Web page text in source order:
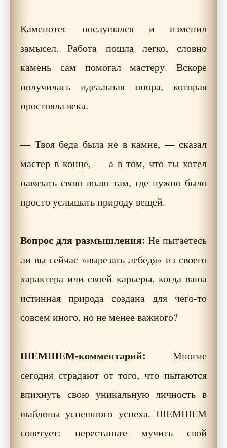
Каменотес послушался и изменил
замысел. Работа пошла легко, словно
камень сам помогал мастеру. Вскоре
получилась идеальная опора, которая
простояла века.
— Твоя беда была не в камне, — сказал
мастер в конце, — а в том, что ты хотел
навязать свою волю там, где нужно было
просто услышать природу вещей.
Вопрос для размышления: Не пытаетесь
ли вы сейчас «вырезать лебедя» из своего
характера или своей карьеры, когда ваша
истинная природа создана для чего-то
совсем иного, но не менее важного?
ШЕМШЕМ-комментарий: Многие
сегодня страдают от того, что пытаются
впихнуть свою уникальную личность в
шаблоны успешного успеха. ШЕМШЕМ
советует: перестаньте мучить свой